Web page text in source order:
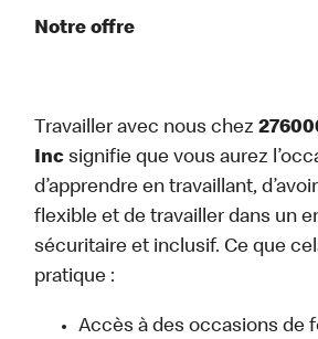
Notre offre
Travailler avec nous chez
Incsignifie que vous aurez
d’apprendre en travaillant,
flexible et de travailler dans un
sécuritaire et inclusif. Ce que
pratique :
Accès à des occasions de